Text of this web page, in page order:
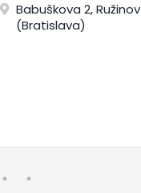
Babuškova 2, Ružinov
(Bratislava)